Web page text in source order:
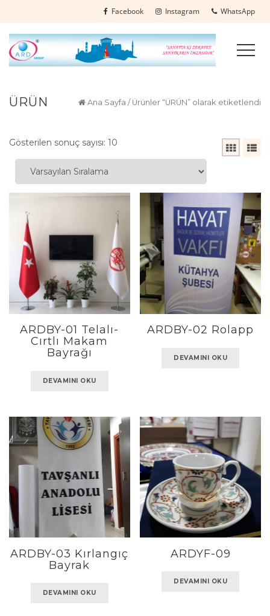
Facebook Instagram WhatsApp
ÜRÜN Ana Sayfa / Ürünler “ÜRÜN” olarak etiketlendi
Gösterilen sonuç sayısı: 10
ARDBY-01 Telalı-
Cırtlı Makam
Bayrağı
DEVAMINI OKU
ARDBY-02 Rolapp
DEVAMINI OKU
ARDBY-03 Kırlangıç
Bayrak
DEVAMINI OKU
ARDYF-09
DEVAMINI OKU